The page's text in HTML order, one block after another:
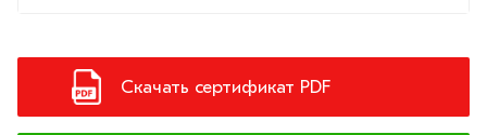
Скачать сертификат PDF